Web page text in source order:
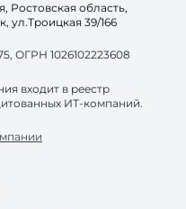
Ростовская область,
ул.Троицкая 39/166
ОГРН 1026102223608
входит в реестр
ИТ-компаний.